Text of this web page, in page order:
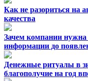
Как не разориться на
качества
Зачем компании нужна
информации до
Денежные ритуалы в
благополучие на год